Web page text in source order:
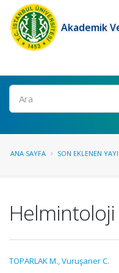
Akademik
Ara
ANA SAYFA SON EKLENEN
TOPARLAK M.,Vuruşaner C.